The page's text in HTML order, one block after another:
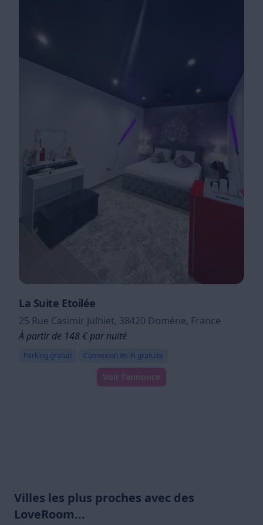
La Suite Etoilée
25 Rue Casimir Julhiet, 38420 Domène, France
À partir de 148 € par nuité
Parking gratuit Connexion Wi-Fi gratuite
Voir l'annonce
Villes les plus proches avec des
LoveRoom...